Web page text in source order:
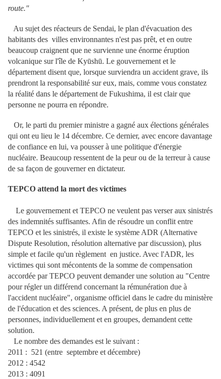
route."
Au sujet des réacteurs de Sendai, le plan d'évacuation des
habitants des villes environnantes n'est pas prêt, et en outre
beaucoup craignent que ne survienne une énorme éruption
volcanique sur l'île de Kyūshū. Le gouvernement et le
département disent que, lorsque surviendra un accident grave, ils
prendront la responsabilité sur eux, mais, comme vous constatez
la réalité dans le département de Fukushima, il est clair que
personne ne pourra en répondre.
Or, le parti du premier ministre a gagné aux élections générales
qui ont eu lieu le 14 décembre. Ce dernier, avec encore davantage
de confiance en lui, va pousser à une politique d'énergie
nucléaire. Beaucoup ressentent de la peur ou de la terreur à cause
de sa façon de gouverner en dictateur.
TEPCO attend la mort des victimes
Le gouvernement et TEPCO ne veulent pas verser aux sinistrés
des indemnités suffisantes. Afin de résoudre un conflit entre
TEPCO et les sinistrés, il existe le système ADR (Alternative
Dispute Resolution, résolution alternative par discussion), plus
simple et facile qu'un règlement en justice. Avec l'ADR, les
victimes qui sont mécontents de la somme de compensation
accordée par TEPCO peuvent demander une solution au "Centre
pour régler un différend concernant la rémunération due à
l'accident nucléaire", organisme officiel dans le cadre du ministère
de l'éducation et des sciences. A présent, de plus en plus de
personnes, individuellement et en groupes, demandent cette
solution.
Le nombre des demandes est le suivant :
2011 : 521 (entre septembre et décembre)
2012 : 4542
2013 : 4091